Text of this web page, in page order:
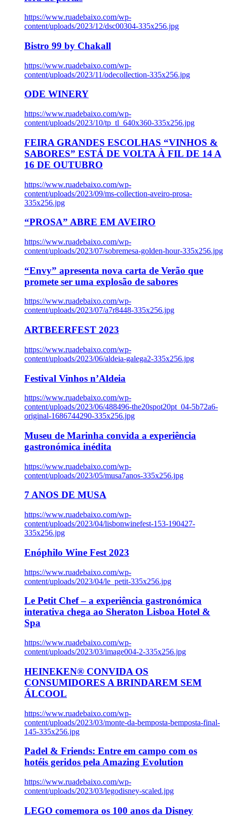
https://www.ruadebaixo.com/wp-
content/uploads/2023/12/dsc00304-335x256.jpg
Bistro 99 by Chakall
https://www.ruadebaixo.com/wp-
content/uploads/2023/11/odecollection-335x256.jpg
ODE WINERY
https://www.ruadebaixo.com/wp-
content/uploads/2023/10/tp_tl_640x360-335x256.jpg
FEIRA GRANDES ESCOLHAS “VINHOS &
SABORES” ESTÁ DE VOLTA À FIL DE 14 A
16 DE OUTUBRO
https://www.ruadebaixo.com/wp-
content/uploads/2023/09/ms-collection-aveiro-prosa-
335x256.jpg
“PROSA” ABRE EM AVEIRO
https://www.ruadebaixo.com/wp-
content/uploads/2023/07/sobremesa-golden-hour-335x256.jpg
“Envy” apresenta nova carta de Verão que
promete ser uma explosão de sabores
https://www.ruadebaixo.com/wp-
content/uploads/2023/07/a7r8448-335x256.jpg
ARTBEERFEST 2023
https://www.ruadebaixo.com/wp-
content/uploads/2023/06/aldeia-galega2-335x256.jpg
Festival Vinhos n’Aldeia
https://www.ruadebaixo.com/wp-
content/uploads/2023/06/488496-the20spot20pt_04-5b72a6-
original-1686744290-335x256.jpg
Museu de Marinha convida a experiência
gastronómica inédita
https://www.ruadebaixo.com/wp-
content/uploads/2023/05/musa7anos-335x256.jpg
7 ANOS DE MUSA
https://www.ruadebaixo.com/wp-
content/uploads/2023/04/lisbonwinefest-153-190427-
335x256.jpg
Enóphilo Wine Fest 2023
https://www.ruadebaixo.com/wp-
content/uploads/2023/04/le_petit-335x256.jpg
Le Petit Chef – a experiência gastronómica
interativa chega ao Sheraton Lisboa Hotel &
Spa
https://www.ruadebaixo.com/wp-
content/uploads/2023/03/image004-2-335x256.jpg
HEINEKEN® CONVIDA OS
CONSUMIDORES A BRINDAREM SEM
ÁLCOOL
https://www.ruadebaixo.com/wp-
content/uploads/2023/03/monte-da-bemposta-bemposta-final-
145-335x256.jpg
Padel & Friends: Entre em campo com os
hotéis geridos pela Amazing Evolution
https://www.ruadebaixo.com/wp-
content/uploads/2023/03/legodisney-scaled.jpg
LEGO comemora os 100 anos da Disney